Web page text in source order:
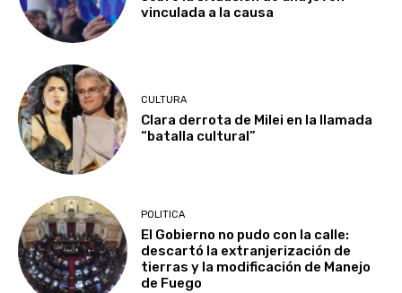
vinculada a la causa
CULTURA
Clara derrota de Milei en la llamada
“batalla cultural”
POLITICA
El Gobierno no pudo con la calle:
descartó la extranjerización de
tierras y la modificación de Manejo
de Fuego